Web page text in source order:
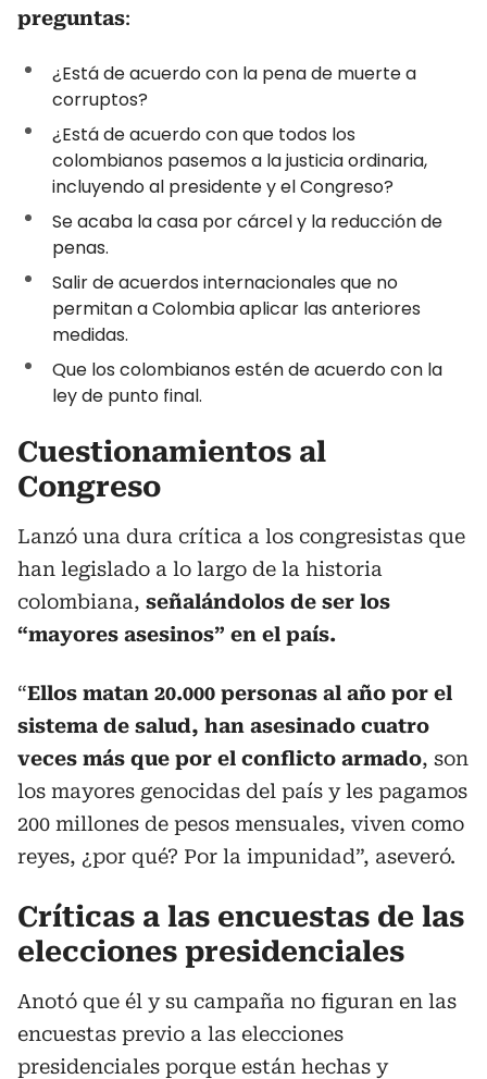
preguntas:
¿Está de acuerdo con la pena de muerte a
corruptos?
¿Está de acuerdo con que todos los
colombianos pasemos a la justicia ordinaria,
incluyendo al presidente y el Congreso?
Se acaba la casa por cárcel y la reducción de
penas.
Salir de acuerdos internacionales que no
permitan a Colombia aplicar las anteriores
medidas.
Que los colombianos estén de acuerdo con la
ley de punto final.
Cuestionamientos al
Congreso
Lanzó una dura crítica a los congresistas que
han legislado a lo largo de la historia
colombiana, señalándolos de ser los
“mayores asesinos” en el país.
“Ellos matan 20.000 personas al año por el
sistema de salud, han asesinado cuatro
veces más que por el conflicto armado, son
los mayores genocidas del país y les pagamos
200 millones de pesos mensuales, viven como
reyes, ¿por qué? Por la impunidad”, aseveró.
Críticas a las encuestas de las
elecciones presidenciales
Anotó que él y su campaña no figuran en las
encuestas previo a las elecciones
presidenciales porque están hechas y